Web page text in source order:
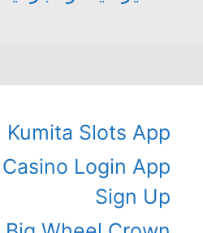
Kumita Slots App
Login App
Sign Up